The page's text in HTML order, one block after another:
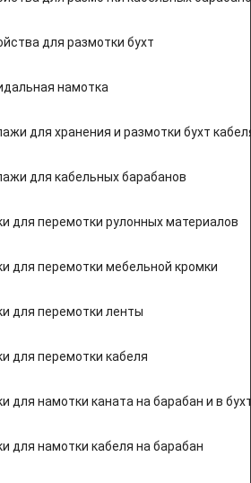
для размотки бухт
намотка
для хранения и размотки бухт
для кабельных барабанов
для перемотки рулонных материалов
для перемотки мебельной кромки
для перемотки ленты
для перемотки кабеля
для намотки каната на барабан и в
для намотки кабеля на барабан